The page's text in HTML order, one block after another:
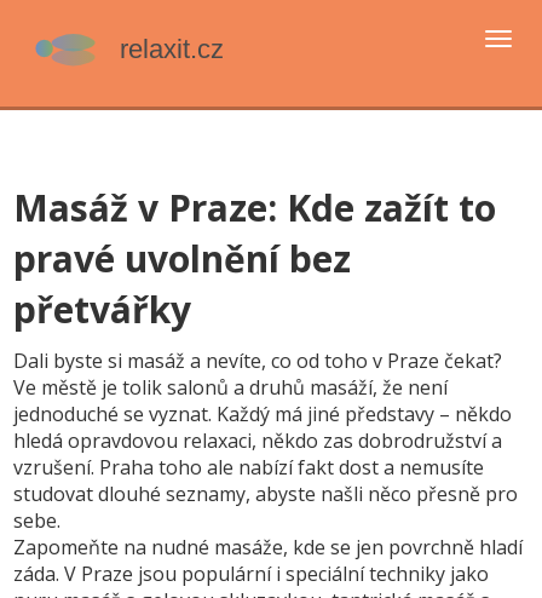
Masáž v Praze: Kde zažít to
pravé uvolnění bez
přetvářky
Dali byste si masáž a nevíte, co od toho v Praze čekat?
Ve městě je tolik salonů a druhů masáží, že není
jednoduché se vyznat. Každý má jiné představy – někdo
hledá opravdovou relaxaci, někdo zas dobrodružství a
vzrušení. Praha toho ale nabízí fakt dost a nemusíte
studovat dlouhé seznamy, abyste našli něco přesně pro
sebe.
Zapomeňte na nudné masáže, kde se jen povrchně hladí
záda. V Praze jsou populární i speciální techniky jako